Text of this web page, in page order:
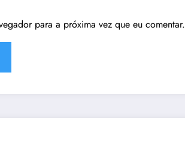
para a próxima vez que eu comentar.